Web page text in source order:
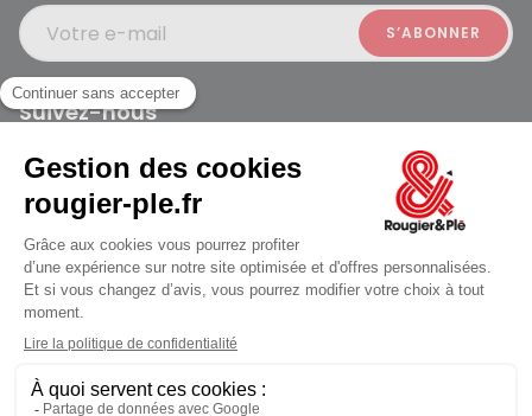
Votre e-mail
Suivez-nous
Rougier et Plé 2024 Copyright
Mentions légales
Conditions générales des ventes